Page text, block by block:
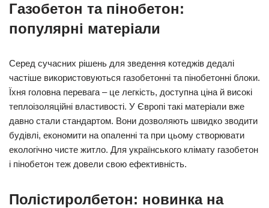
Газобетон та пінобетон:
популярні матеріали
Серед сучасних рішень для зведення котеджів дедалі
частіше використовуються газобетонні та пінобетонні блоки.
Їхня головна перевага – це легкість, доступна ціна й високі
теплоізоляційні властивості. У Європі такі матеріали вже
давно стали стандартом. Вони дозволяють швидко зводити
будівлі, економити на опаленні та при цьому створювати
екологічно чисте житло. Для українського клімату газобетон
і пінобетон теж довели свою ефективність.
Полістиролбетон: новинка на